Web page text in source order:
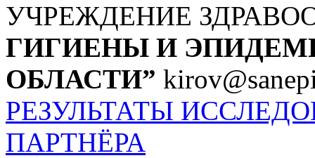
УЧРЕЖДЕНИЕ
ГИГИЕНЫ И
ОБЛАСТИ”
РЕЗУЛЬТАТЫ
ПАРТНЁРА